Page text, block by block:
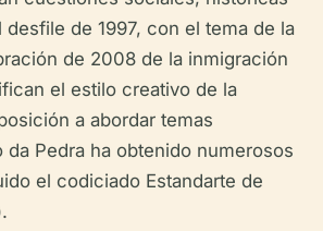
desfile de 1997, con el tema de la
de 2008 de la inmigración
el estilo creativo de la
a abordar temas
da Pedra ha obtenido numerosos
el codiciado Estandarte de